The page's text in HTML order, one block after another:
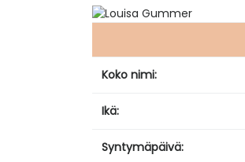
Koko nimi:
Ikä:
Syntymäpäivä: